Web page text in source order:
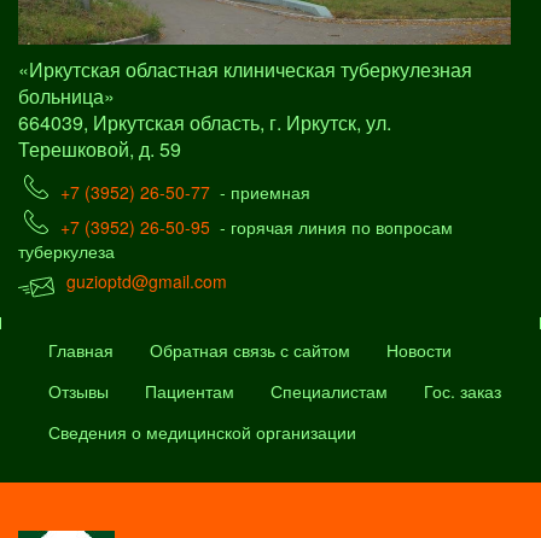
«Иркутская областная клиническая туберкулезная
больница»
664039, Иркутская область, г. Иркутск, ул.
Терешковой, д. 59
+7 (3952) 26-50-77 - приемная
+7 (3952) 26-50-95 - горячая линия по вопросам
туберкулеза
guzioptd@gmail.com
Главная Обратная связь с сайтом
Новости
Отзывы
Пациентам Специалистам
Гос. заказ
Сведения о медицинской организации